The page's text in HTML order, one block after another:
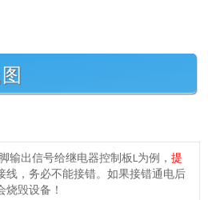
输出信号给继电器控制板L为例， 提
线，务必不能接错。如果接错通电后
烧毁设备！